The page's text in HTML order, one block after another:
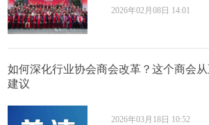
2026年02月08日 14:01
如何深化行业协会商会改革？这个商会
建议
2026年03月18日 10:52